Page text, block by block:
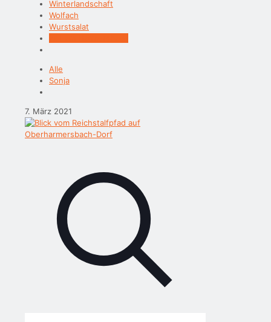
Winterlandschaft
Wolfach
Wurstsalat
Alle
Sonja
7. März 2021